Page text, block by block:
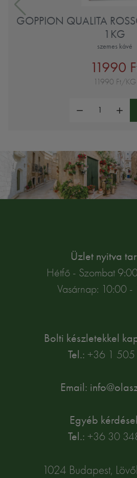
GOPPION QUALITA
1KG
szemes kávé
11990
11990 Ft/KG
Üzlet nyitva
Hétfő - Szombat
Vasárnap: 10:00 -
Bolti készletekkel
Tel.: +36 1
Email:
Egyéb
Tel.: +36 30
1024 Budapest,